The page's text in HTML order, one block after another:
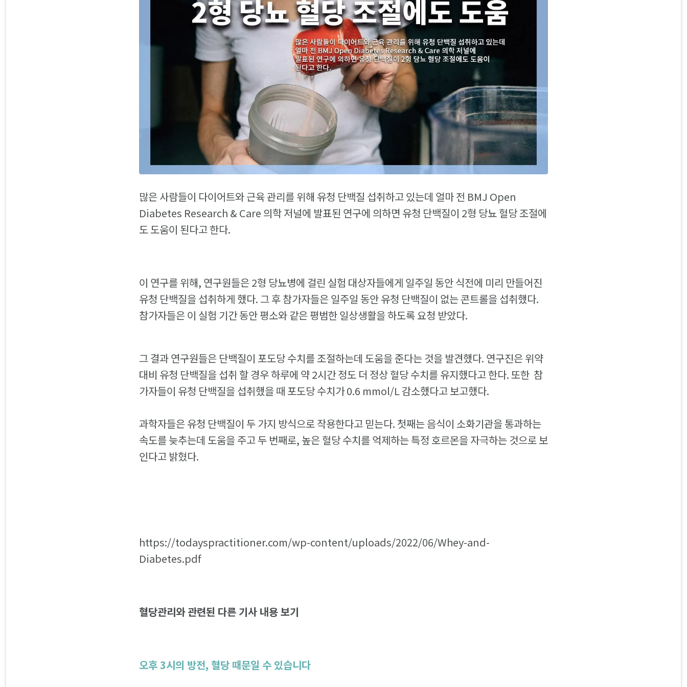
많은 사람들이 다이어트와 근육 관리를 위해 유청 단백질 섭취하고 있는데 얼마 전 BMJ Open
Diabetes Research & Care 의학 저널에 발표된 연구에 의하면 유청 단백질이 2형 당뇨 혈당 조절에
도 도움이 된다고 한다.
이 연구를 위해, 연구원들은 2형 당뇨병에 걸린 실험 대상자들에게 일주일 동안 식전에 미리 만들어진
유청 단백질을 섭취하게 했다. 그 후 참가자들은 일주일 동안 유청 단백질이 없는 콘트롤을 섭취했다.
참가자들은 이 실험 기간 동안 평소와 같은 평범한 일상생활을 하도록 요청 받았다.
그 결과 연구원들은 단백질이 포도당 수치를 조절하는데 도움을 준다는 것을 발견했다. 연구진은 위약
대비 유청 단백질을 섭취 할 경우 하루에 약 2시간 정도 더 정상 혈당 수치를 유지했다고 한다. 또한 참
가자들이 유청 단백질을 섭취했을 때 포도당 수치가 0.6 mmol/L 감소했다고 보고했다.
과학자들은 유청 단백질이 두 가지 방식으로 작용한다고 믿는다. 첫째는 음식이 소화기관을 통과하는
속도를 늦추는데 도움을 주고 두 번째로, 높은 혈당 수치를 억제하는 특정 호르몬을 자극하는 것으로 보
인다고 밝혔다.
https://todayspractitioner.com/wp-content/uploads/2022/06/Whey-and-
Diabetes.pdf
혈당관리와 관련된 다른 기사 내용 보기
오후 3시의 방전, 혈당 때문일 수 있습니다